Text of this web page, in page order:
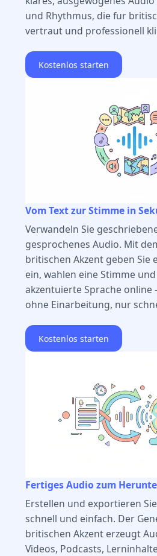
und Rhythmus, die fur
vertraut und professionell
Kostenlos starten
Vom Text zur Stimme in
Verwandeln Sie
gesprochenes Audio. Mit
britischen Akzent geben Sie
ein, wahlen eine Stimme
akzentuierte Sprache online
ohne Einarbeitung, nur
Kostenlos starten
Fertiges Audio zum
Erstellen und exportieren
schnell und einfach. Der
britischen Akzent erzeugt
Videos, Podcasts,